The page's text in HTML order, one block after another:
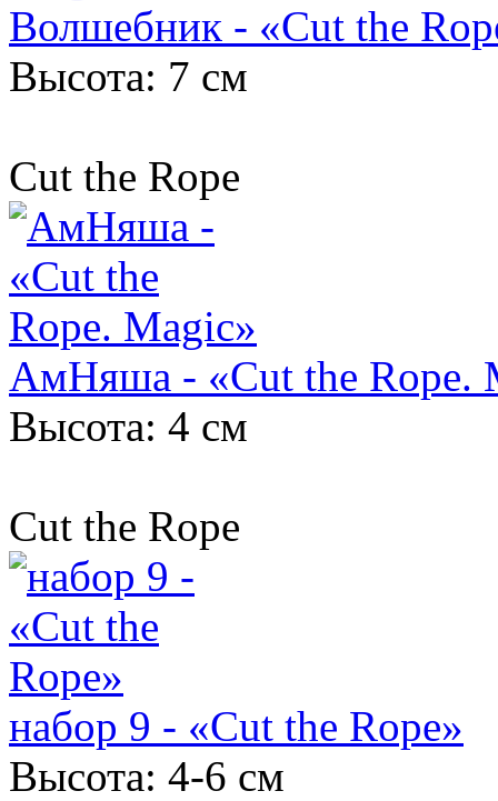
Волшебник - «Cut the
Высота: 7 см
Cut the Rope
АмНяша - «Cut the Rope.
Высота: 4 см
Cut the Rope
набор 9 - «Cut the Rope»
Высота: 4-6 см